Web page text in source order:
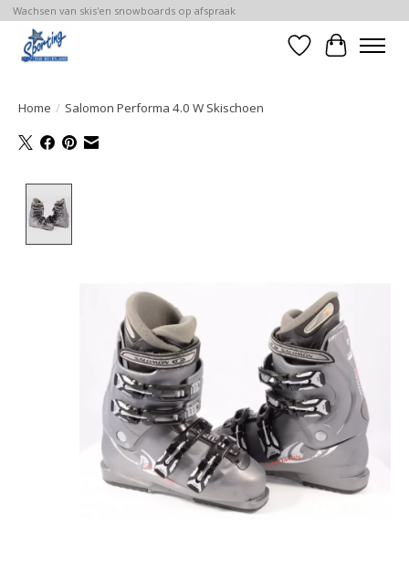
Wachsen van skis'en snowboards op afspraak
Verlanglijst
Home / Salomon Performa 4.0 W Skischoen